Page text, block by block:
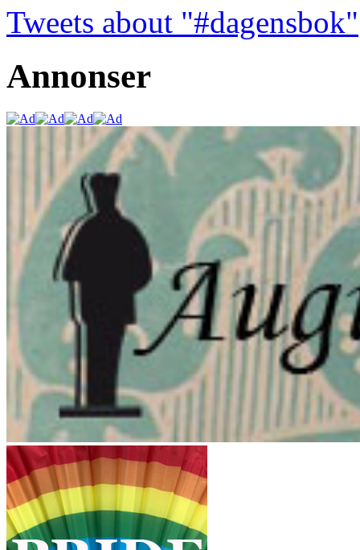
Tweets about "#dagensbok"
Annonser